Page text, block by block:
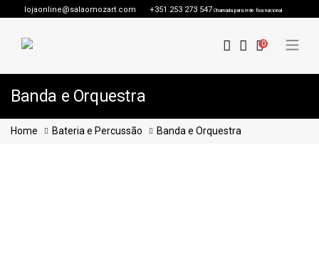
lojaonline@salaomozart.com +351 253 273 547 Chamada para rede fixa nacional
0
Banda e Orquestra
Home Bateria e Percussão Banda e Orquestra